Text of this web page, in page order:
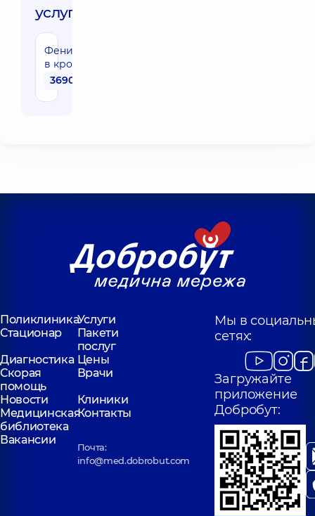
услуги:
Фенилаланин
в крови
3690 грн
ПоликлиникаУслуги
Стационар
Пакети
послуг
Диагностика Цены
Скорая
помощь
Врачи
Новости
Клиники
Медицинская
библиотека
Контакты
Вакансии
Почта:
info@med.dobrobut.com
Мы в
сетях:
Загружайте
приложение
Добробут: